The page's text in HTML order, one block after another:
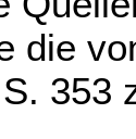
die
353